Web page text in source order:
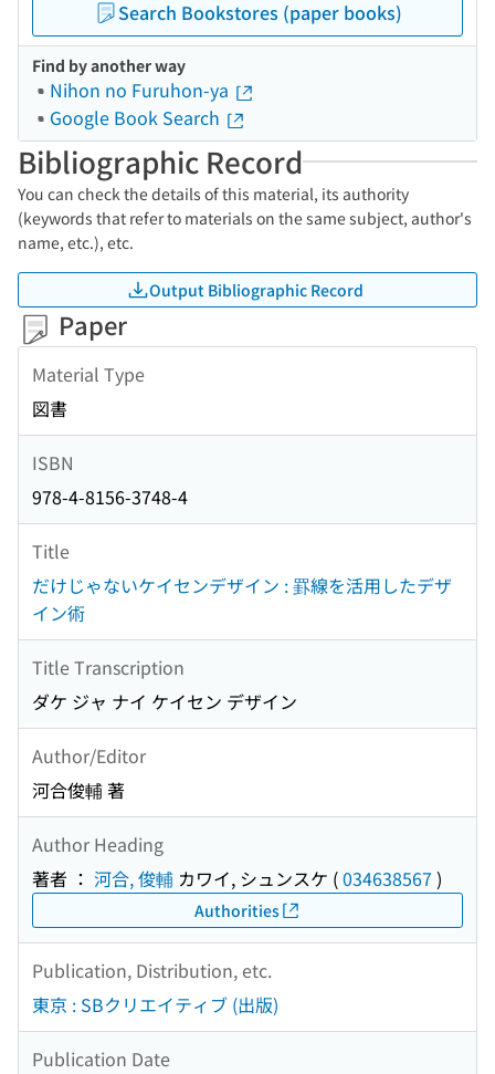
Search Bookstores (paper books)
Find by another way
Nihon no Furuhon-ya
Google Book Search
Bibliographic Record
You can check the details of this material, its authority
(keywords that refer to materials on the same subject, author's
name, etc.), etc.
Output Bibliographic Record
Paper
Material Type
図書
ISBN
978-4-8156-3748-4
Title
だけじゃないケイセンデザイン : 罫線を活用したデザ
イン術
Title Transcription
ダケ ジャ ナイ ケイセン デザイン
Author/Editor
河合俊輔 著
Author Heading
著者 ： 河合, 俊輔 カワイ, シュンスケ (034638567 )
Authorities
Publication, Distribution, etc.
東京 : SBクリエイティブ (出版)
Publication Date